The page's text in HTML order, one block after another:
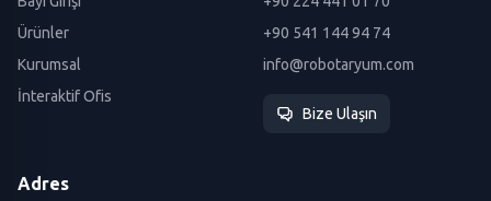
Ürünler
Kurumsal
İnteraktif Ofis
+90 541 144 94 74
info@robotaryum.com
Bize Ulaşın
Adres